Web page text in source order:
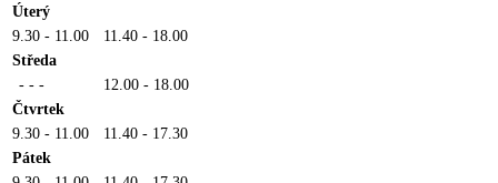
Úterý
9.30 - 11.00
11.40 - 18.00
Středa
- - -
12.00 - 18.00
Čtvrtek
9.30 - 11.00
11.40 - 17.30
Pátek